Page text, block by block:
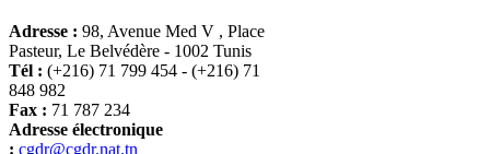
Adresse : 98, Avenue Med V , Place
Pasteur, Le Belvédère - 1002 Tunis
Tél : (+216) 71 799 454 - (+216) 71
848 982
Fax : 71 787 234
Adresse électronique
: cgdr@cgdr.nat.tn